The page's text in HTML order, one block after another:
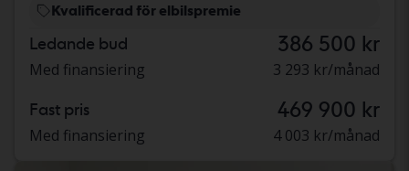
Kvalificerad för elbilspremie
Ledande bud 386 500 kr
Med finansiering 3 293 kr/månad
Fast pris 469 900 kr
Med finansiering 4 003 kr/månad